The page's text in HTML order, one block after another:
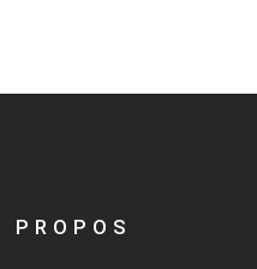
PROPOS